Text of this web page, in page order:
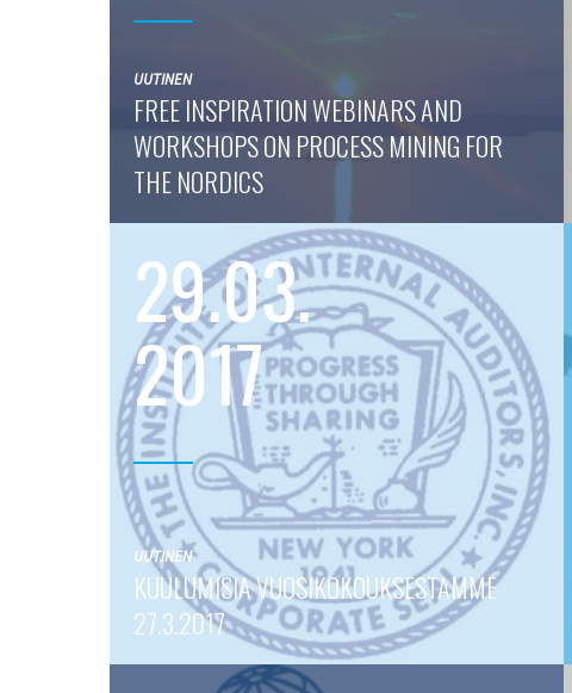
UUTINEN
FREE INSPIRATION WEBINARS AND
WORKSHOPS ON PROCESS MINING FOR
THE NORDICS
29.03.
2017
UUTINEN
KUULUMISIA VUOSIKOKOUKSESTAMME
27.3.2017